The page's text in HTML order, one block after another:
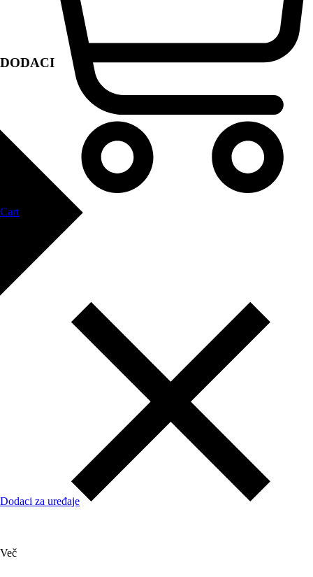
DODACI
Dodaci za uređaje
Cart
Več